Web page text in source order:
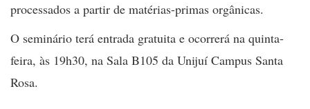
processados a partir de matérias-primas orgânicas.
O seminário terá entrada gratuita e ocorrerá na quinta-
feira, às 19h30, na Sala B105 da Unijuí Campus Santa
Rosa.